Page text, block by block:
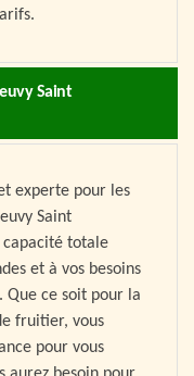
Saint
experte pour les
Saint
capacité totale
et à vos besoins
Que ce soit pour la
fruitier, vous
pour vous